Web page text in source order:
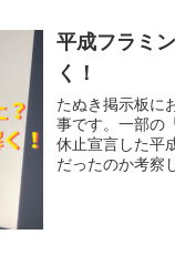
平成フラミ
く！
たぬき掲示板に
事です。一部の
休止宣言した平
だったのか考察